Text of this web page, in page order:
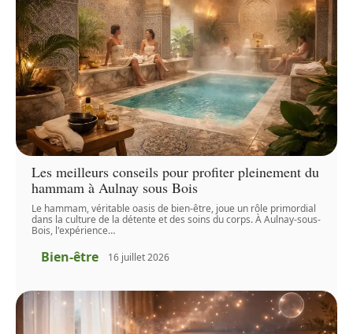
Les meilleurs conseils pour profiter pleinement du
hammam à Aulnay sous Bois
Le hammam, véritable oasis de bien-être, joue un rôle primordial
dans la culture de la détente et des soins du corps. À Aulnay-sous-
Bois, l'expérience…
Bien-être 16 juillet 2026